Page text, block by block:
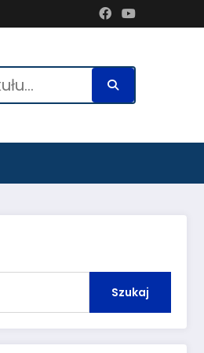
Szukaj